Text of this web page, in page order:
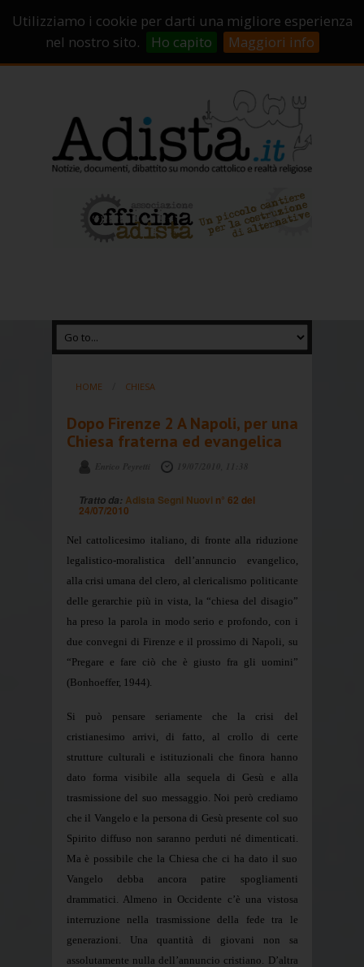
Utilizziamo i cookie per darti una migliore esperienza
nel nostro sito.
Ho capito Maggiori info
Campagne di crowdfunding
Chi Siamo
HOME CHIESA
Dopo Firenze 2 A Napoli, per una
Chiesa fraterna ed evangelica
Tratto da: Adista Segni Nuovi n° 62 del
24/07/2010
Nel cattolicesimo italiano, di fronte alla riduzione
legalistico-moralistica dell’annuncio evangelico,
alla crisi umana del clero, al clericalismo politicante
delle gerarchie più in vista, la “chiesa del disagio”
ha preso la parola in modo serio e profondo, con i
due convegni di Firenze e il prossimo di Napoli, su
“Pregare e fare ciò che è giusto fra gli uomini”
(Bonhoeffer, 1944).
Si può pensare seriamente che la crisi del
cristianesimo arrivi, di fatto, al crollo di certe
strutture culturali e istituzionali che finora hanno
dato forma visibile alla sequela di Gesù e alla
trasmissione del suo messaggio. Noi però crediamo
che il Vangelo e la persona di Gesù presente col suo
Spirito diffuso non saranno perduti né dimenticati.
Ma è possibile che la Chiesa che ci ha dato il suo
Vangelo debba ancora patire spogliamenti
drammatici. Almeno in Occidente c’è una vistosa
interruzione nella trasmissione della fede tra le
generazioni. Una quantità di giovani non sa
assolutamente nulla dell’annuncio cristiano. D’altra